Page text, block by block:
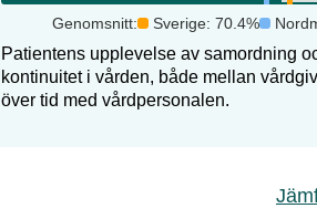
Genomsnitt: Sverige: 70.4%
Patientens upplevelse av samordning
kontinuitet i vården, både mellan
över tid med vårdpersonalen.